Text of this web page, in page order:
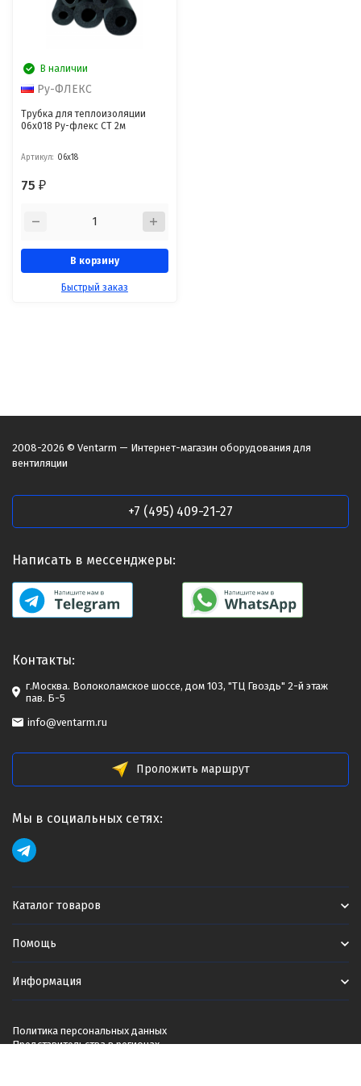
В наличии
Ру-ФЛЕКС
Трубка для теплоизоляции
06х018 Ру-флекс СТ 2м
Артикул: 06х18
75₽
В корзину
Быстрый заказ
2008-2026 © Ventarm — Интернет-магазин оборудования для
вентиляции
+7 (495) 409-21-27
Написать в мессенджеры:
Контакты:
г.Москва. Волоколамское шоссе, дом 103, "ТЦ Гвоздь" 2-й этаж
пав. Б-5
info@ventarm.ru
Проложить маршрут
Мы в социальных сетях:
Каталог товаров
Помощь
Информация
Политика персональных данных
Представительства в регионах